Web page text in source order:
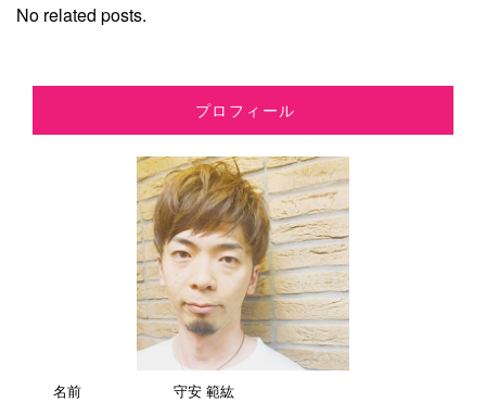
No related posts.
プロフィール
名前
守安 範紘